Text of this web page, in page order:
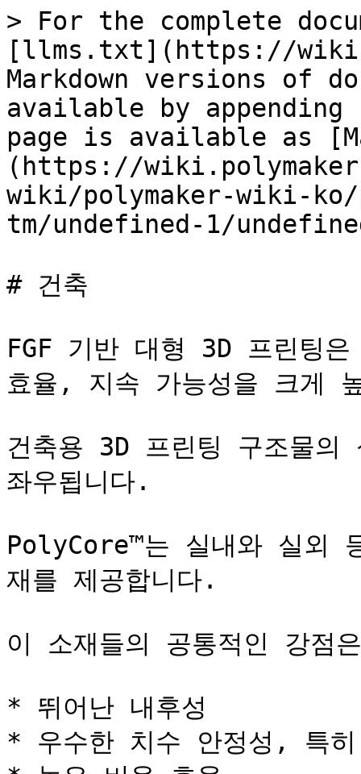
> For the complete
[llms.txt](https://
Markdown versions of
available by
page is available as
(https://
wiki/polymaker-wiki-ko/
tm/undefined-1/
# 건축
FGF 기반 대형 3D 프린팅
효율, 지속 가능성을 크게
건축용 3D 프린팅 구조물
좌우됩니다.
PolyCore™는 실내와 실외
재를 제공합니다.
이 소재들의 공통적인 강점
* 뛰어난 내후성
* 우수한 치수 안정성, 특